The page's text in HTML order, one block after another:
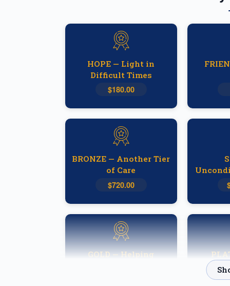
HOPE — Light in
Difficult Times
$180.00
BRONZE — Another Tier
of Care
$720.00
GOLD — Helping